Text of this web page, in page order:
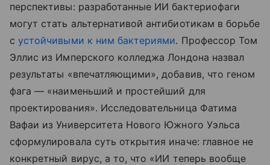
перспективы: разработанные ИИ бактериофаги
могут стать альтернативой антибиотикам в борьбе
сустойчивыми к ним бактериями. Профессор Том
Эллис из Имперского колледжа Лондона назвал
результаты «впечатляющими», добавив, что геном
фага — «наименьший и простейший для
проектирования». Исследовательница Фатима
Вафаи из Университета Нового Южного Уэльса
сформулировала суть открытия иначе: главное не
конкретный вирус, а то, что «ИИ теперь вообще